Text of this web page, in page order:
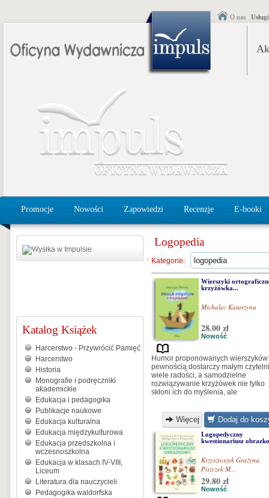
O nas
Promocje Nowości Zapowiedzi Recenzje E-booki
Katalog Książek
Harcerstwo - Przywrócić Pamięć
Harcerstwo
Historia
Monografie i podręczniki
akademickie
Edukacja i pedagogika
Publikacje naukowe
Edukacja kulturalna
Edukacja międzykulturowa
Edukacja przedszkolna i
wczesnoszkolna
Edukacja w klasach IV-VIII,
Liceum
Literatura dla nauczycieli
Pedagogika waldorfska
Logopedia
Kategorie:
Wierszyki
krzyżówka...
Michalec Katarzyna
28.00 zł
Nowość
Humor proponowanych wierszyków
pewnością dostarczy małym
wiele radości, a samodzielne
rozwiązywanie krzyżówek nie tylko
skłoni ich do myślenia, ale
Więcej Dodaj do
Logopedyczny
kwestionariusz
Krzysztoszek Grażyna,
Piszczek M...
29.80 zł
Nowość